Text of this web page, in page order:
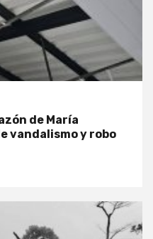
de María
vandalismo y robo